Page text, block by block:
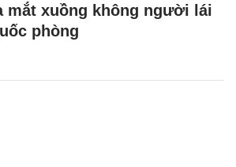
mắt xuồng không người lái
phòng